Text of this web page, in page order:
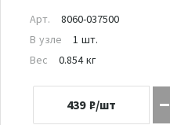
Арт.
8060-037500
В узле
1 шт.
Вес
0.854 кг
439 ₽/шт